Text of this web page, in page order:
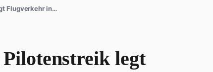
Flugverkehr in…
legt